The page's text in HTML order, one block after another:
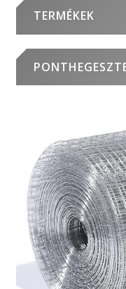
Rendelés menete
Rólunk
következőre:
TERMÉKEK